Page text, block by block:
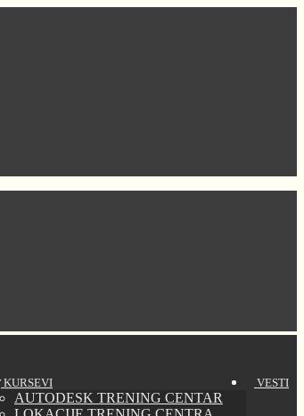
KURSEVI
AUTODESK TRENING CENTAR
VESTI